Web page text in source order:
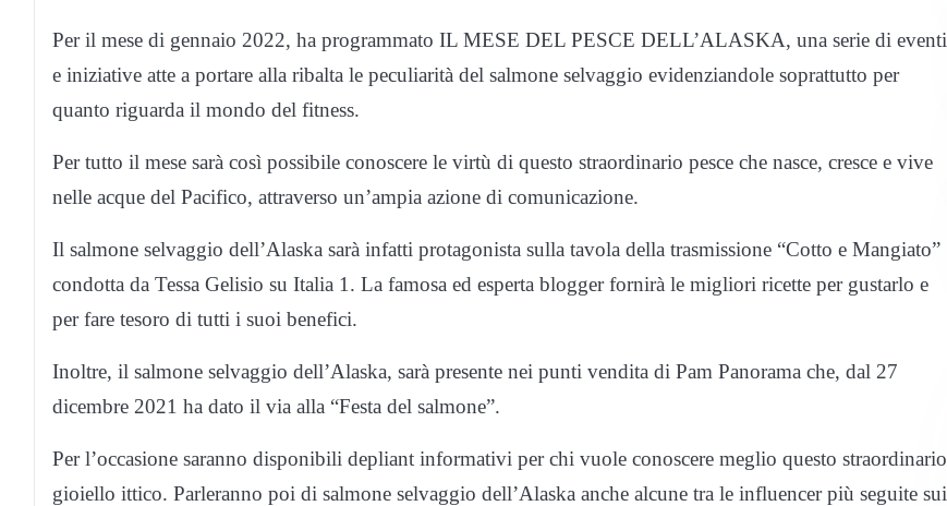
Per il mese di gennaio 2022, ha programmato IL MESE DEL PESCE DELL’ALASKA, una serie di eventi
e iniziative atte a portare alla ribalta le peculiarità del salmone selvaggio evidenziandole soprattutto per
quanto riguarda il mondo del fitness.
Per tutto il mese sarà così possibile conoscere le virtù di questo straordinario pesce che nasce, cresce e vive
nelle acque del Pacifico, attraverso un’ampia azione di comunicazione.
Il salmone selvaggio dell’Alaska sarà infatti protagonista sulla tavola della trasmissione “Cotto e Mangiato”
condotta da Tessa Gelisio su Italia 1. La famosa ed esperta blogger fornirà le migliori ricette per gustarlo e
per fare tesoro di tutti i suoi benefici.
Inoltre, il salmone selvaggio dell’Alaska, sarà presente nei punti vendita di Pam Panorama che, dal 27
dicembre 2021 ha dato il via alla “Festa del salmone”.
Per l’occasione saranno disponibili depliant informativi per chi vuole conoscere meglio questo straordinario
gioiello ittico. Parleranno poi di salmone selvaggio dell’Alaska anche alcune tra le influencer più seguite sui